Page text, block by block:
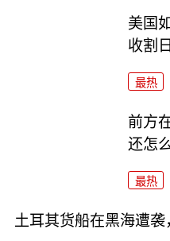
美国
收割
最热
前方
还怎
最热
土耳其货船在黑海遭